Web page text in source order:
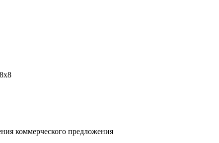
коммерческого предложения